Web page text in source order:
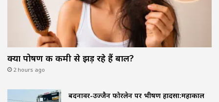
क्या पोषण की कमी से झड़ रहे हैं बाल?
2 hours ago
बदनावर-उज्जैन फोरलेन पर भीषण हादसा:महाकाल